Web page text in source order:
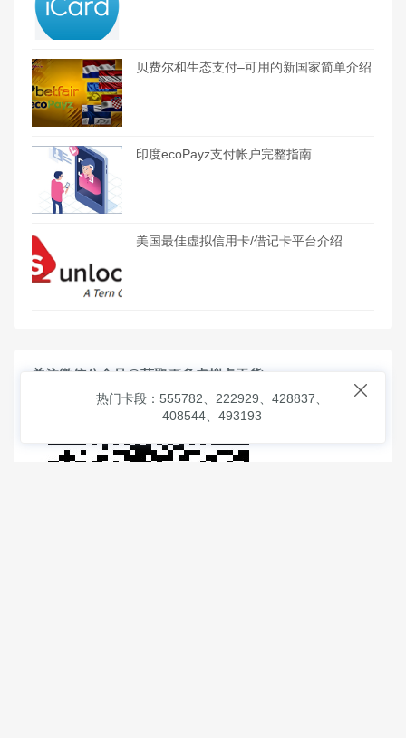
贝费尔和生态支付–可用的新国家简单介绍
印度ecoPayz支付帐户完整指南
美国最佳虚拟信用卡/借记卡平台介绍
关注微信公众号@获取更多虚拟卡干货

热门卡段：555782、222929、428837、
408544、493193